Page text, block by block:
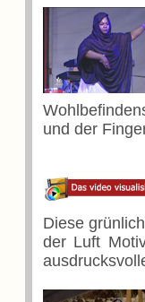
und der
Diese
der Luft